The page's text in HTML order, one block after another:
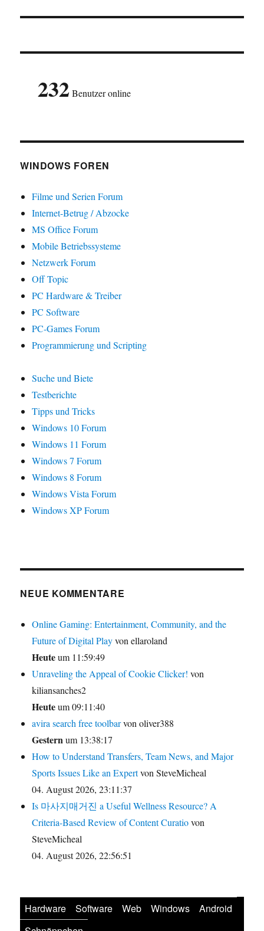
232 Benutzer online
WINDOWS FOREN
Filme und Serien Forum
Internet-Betrug / Abzocke
MS Office Forum
Mobile Betriebssysteme
Netzwerk Forum
Off Topic
PC Hardware & Treiber
PC Software
PC-Games Forum
Programmierung und Scripting
Suche und Biete
Testberichte
Tipps und Tricks
Windows 10 Forum
Windows 11 Forum
Windows 7 Forum
Windows 8 Forum
Windows Vista Forum
Windows XP Forum
NEUE KOMMENTARE
Online Gaming: Entertainment, Community, and the
Future of Digital Playvon ellaroland
Heuteum 11:59:49
Unraveling the Appeal of Cookie Clicker! von
kiliansanches2
Heuteum 09:11:40
avira search free toolbarvon oliver388
Gesternum 13:38:17
How to Understand Transfers, Team News, and Major
Sports Issues Like an Expertvon SteveMicheal
04. August 2026, 23:11:37
Is 마사지매거진 a Useful Wellness Resource? A
Criteria-Based Review of Content Curatiovon
SteveMicheal
04. August 2026, 22:56:51
Hardware Software Web Windows
Android